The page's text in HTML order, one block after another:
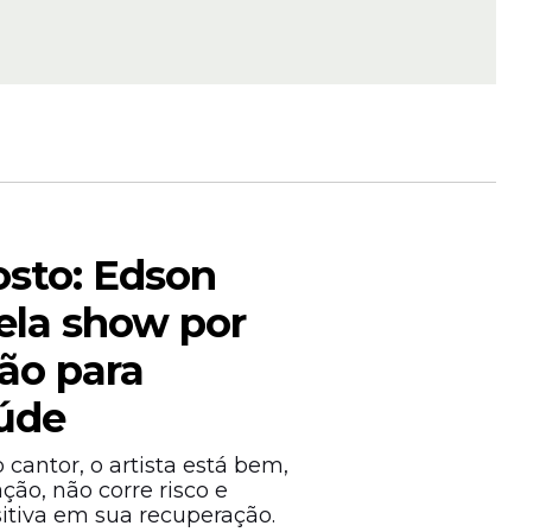
para a
Edson
show por
para
o artista está bem,
não corre risco e
em sua recuperação.